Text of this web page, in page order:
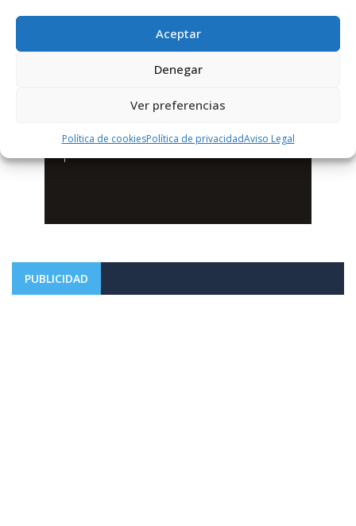
Aceptar
Denegar
Ver preferencias
Política de cookiesPolítica de privacidadAviso Legal
PUBLICIDAD